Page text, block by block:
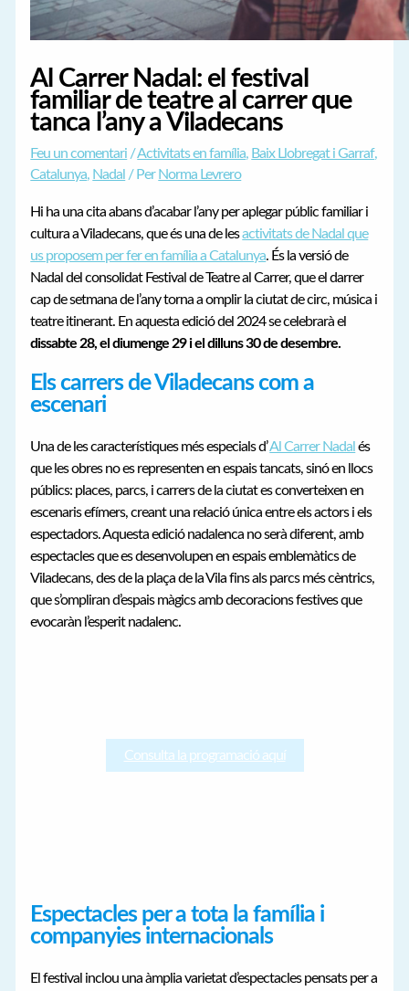
Al Carrer Nadal: el festival
familiar de teatre al carrer que
tanca l’any a Viladecans
Feu un comentari /Activitats en família, Baix Llobregat i Garraf,
Catalunya, Nadal / Per Norma Levrero
Hi ha una cita abans d’acabar l’any per aplegar públic familiar i
cultura a Viladecans, que és una de lesactivitats de Nadal que
us proposem per fer en família a Catalunya. És la versió de
Nadal del consolidat Festival de Teatre al Carrer, que el darrer
cap de setmana de l’any torna a omplir la ciutat de circ, música i
teatre itinerant. En aquesta edició del 2024 se celebrarà el
dissabte 28, el diumenge 29 i el dilluns 30 de desembre.
Els carrers de Viladecans com a
escenari
Una de les característiques més especials d’Al Carrer Nadal és
que les obres no es representen en espais tancats, sinó en llocs
públics: places, parcs, i carrers de la ciutat es converteixen en
escenaris efímers, creant una relació única entre els actors i els
espectadors. Aquesta edició nadalenca no serà diferent, amb
espectacles que es desenvolupen en espais emblemàtics de
Viladecans, des de la plaça de la Vila fins als parcs més cèntrics,
que s’ompliran d’espais màgics amb decoracions festives que
evocaràn l’esperit nadalenc.
Consulta la programació aquí
Espectacles per a tota la família i
companyies internacionals
El festival inclou una àmplia varietat d’espectacles pensats per a